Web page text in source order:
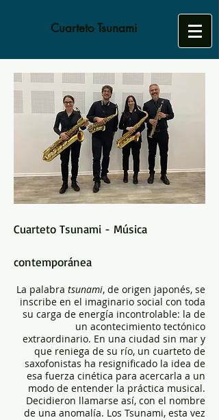
Cuarteto Tsunami
Cuarteto Tsunami - Música
contemporánea
La palabra tsunami, de origen japonés, se
inscribe en el imaginario social con toda
su carga de energía incontrolable: la de
un acontecimiento tectónico
extraordinario. En una ciudad sin mar y
que reniega de su río, un cuarteto de
saxofonistas ha resignificado la idea de
esa fuerza cinética para acercarla a un
modo de entender la práctica musical.
Decidieron llamarse así, con el nombre
de una anomalía. Los Tsunami, esta vez